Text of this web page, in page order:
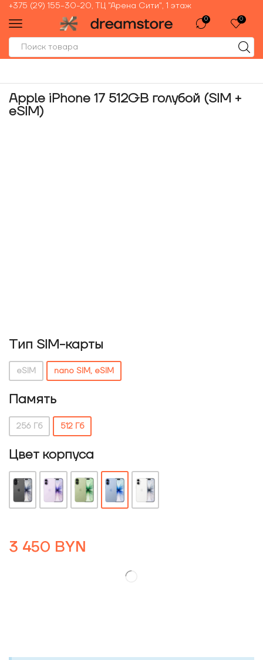
+375 (29) 155-30-20, ТЦ "Арена Сити", 1 этаж
0 0
Apple iPhone 17 512GB голубой (SIM +
eSIM)
Тип SIM-карты
eSIM nano SIM, eSIM
Память
256 Гб 512 Гб
Цвет корпуса
3 450 BYN